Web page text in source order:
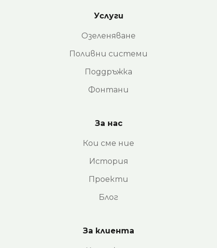
Услуги
Озеленяване
Поливни системи
Поддръжка
Фонтани
За нас
Кои сме ние
История
Проекти
Блог
За клиента